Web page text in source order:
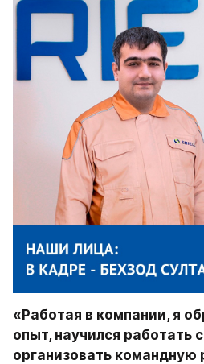
«Работая в компании, я
опыт, научился работать
организовать командную